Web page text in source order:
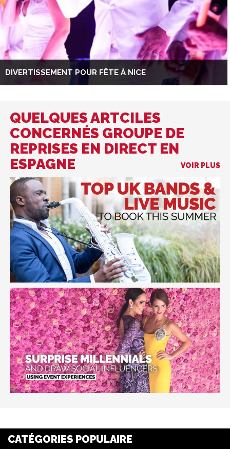
DIVERTISSEMENT POUR FÊTE À NICE
QUELQUES ARTCILES
CONCERNÉS GROUPE DE
REPRISES EN DIRECT EN
ESPAGNE
VOIR PLUS
CATÉGORIES POPULAIRE